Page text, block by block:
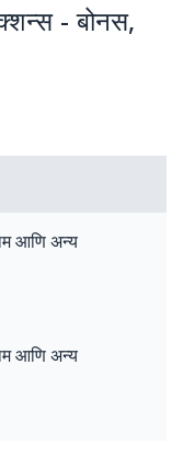
- बोनस,
आणि अन्य
आणि अन्य